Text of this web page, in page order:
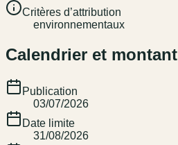
Critères d’attribution
environnementaux
Calendrier et montant
Publication
03/07/2026
Date limite
31/08/2026